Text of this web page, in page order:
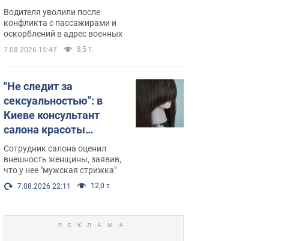
украинским военным и
поплатился за это.
Видео
Водителя уволили после
конфликта с пассажирами и
оскорблений в адрес военных
7.08.2026 15:47 8,5 т.
"Не следит за
сексуальностью": в
Киеве консультант
салона красоты
оскорбил женщину
после химиотерапии,
разгорелся скандал.
Фото
Сотрудник салона оценил
внешность женщины, заявив,
что у нее "мужская стрижка"
7.08.2026 22:11 12,0 т.